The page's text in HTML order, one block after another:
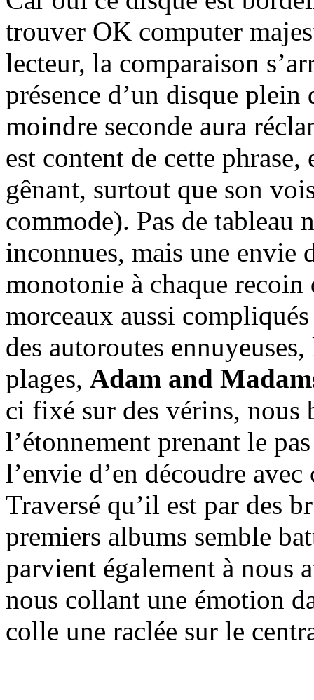
trouver OK computer
lecteur, la comparaison
présence d’un disque
moindre seconde aura
est content de cette
gênant, surtout que son
commode). Pas de tableau
inconnues, mais une envie
monotonie à chaque recoin
morceaux aussi
des autoroutes
plages, Adam and
ci fixé sur des vérins, nous
l’étonnement prenant le
l’envie d’en découdre
Traversé qu’il est par des
premiers albums semble
parvient également à nous
nous collant une émotion
colle une raclée sur le